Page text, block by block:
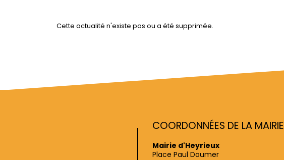
Cette actualité n'existe pas ou a été supprimée.
COORDONNÉES DE LA MAIRIE
Mairie d'Heyrieux
Place Paul Doumer